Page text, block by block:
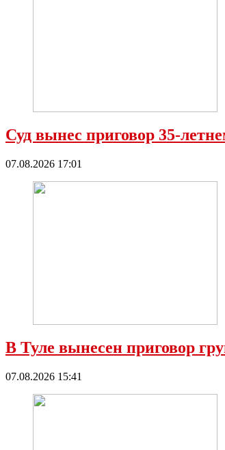
Суд вынес приговор 35-
07.08.2026 17:01
В Туле вынесен приговор
07.08.2026 15:41